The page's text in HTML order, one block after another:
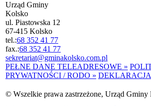
Urząd Gminy
Kolsko
ul. Piastowska 12
67-415 Kolsko
tel.:68 352 41 77
fax.:68 352 41 77
sekretariat@gminakolsko.com.pl
PEŁNE DANE TELEADRESOWE »
PRYWATNOŚCI / RODO »
© Wszelkie prawa zastrzeżone, Urząd Gminy